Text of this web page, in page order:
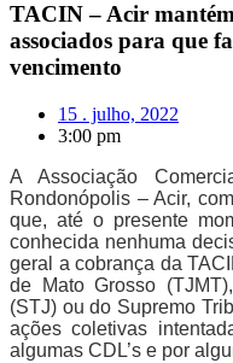
TACIN – Acir
associados para que
vencimento
15 . julho, 2022
3:00 pm
A Associação
Rondonópolis – Acir,
que, até o presente
conhecida nenhuma
geral a cobrança da
de Mato Grosso
(STJ) ou do Supremo
ações coletivas
algumas CDL’s e por